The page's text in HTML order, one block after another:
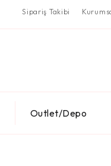
Sipariş Takibi
Outlet/Depo